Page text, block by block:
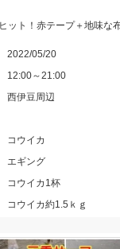
ット！赤テープ＋地味な
2022/05/20
12:00～21:00
西伊豆周辺
コウイカ
エギング
コウイカ1杯
コウイカ約1.5ｋｇ